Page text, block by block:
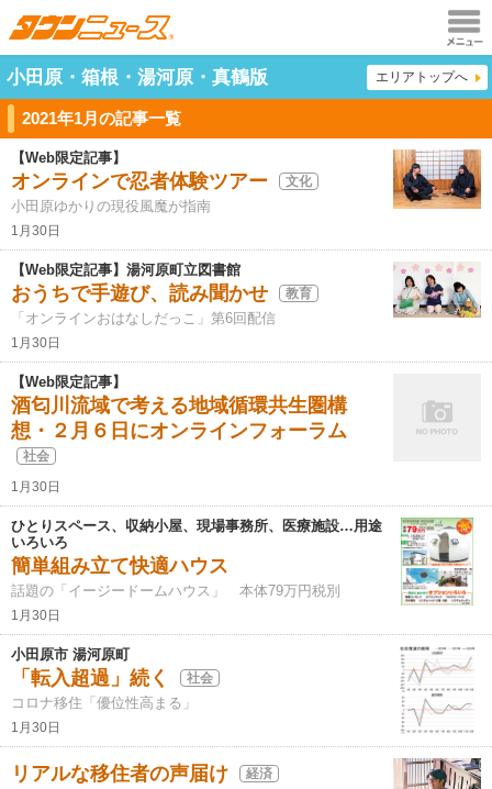
メニュ
ー
小田原・箱根・湯河原・真鶴版 エリアトップへ
2021年1月の記事一覧
【Web限定記事】
オンラインで忍者体験ツアー 文化
小田原ゆかりの現役風魔が指南
1月30日
【Web限定記事】湯河原町立図書館
おうちで手遊び、読み聞かせ 教育
「オンラインおはなしだっこ」第6回配信
1月30日
【Web限定記事】
酒匂川流域で考える地域循環共生圏構
想・２月６日にオンラインフォーラム
社会
1月30日
ひとりスペース、収納小屋、現場事務所、医療施設…用途
いろいろ
簡単組み立て快適ハウス
話題の「イージードームハウス」 本体79万円税別
1月30日
小田原市 湯河原町
「転入超過」続く 社会
コロナ移住「優位性高まる」
1月30日
リアルな移住者の声届け 経済